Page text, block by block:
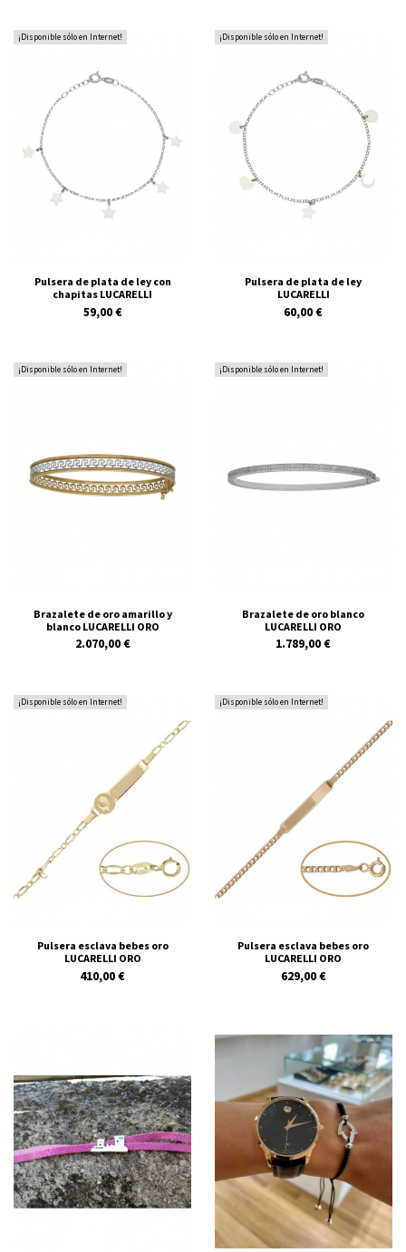
¡Disponible sólo en Internet!
Pulsera de plata de ley con
chapitas LUCARELLI
59,00 €
¡Disponible sólo en Internet!
Pulsera de plata de ley
LUCARELLI
60,00 €
¡Disponible sólo en Internet!
Brazalete de oro amarillo y
blanco LUCARELLI ORO
2.070,00 €
¡Disponible sólo en Internet!
Brazalete de oro blanco
LUCARELLI ORO
1.789,00 €
¡Disponible sólo en Internet!
Pulsera esclava bebes oro
LUCARELLI ORO
410,00 €
¡Disponible sólo en Internet!
Pulsera esclava bebes oro
LUCARELLI ORO
629,00 €